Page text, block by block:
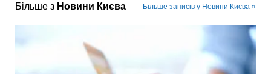
Більше з Новини Києва Більше записів у Новини Києва »